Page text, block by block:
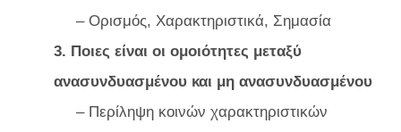
– Ορισμός, Χαρακτηριστικά, Σημασία
3. Ποιες είναι οι ομοιότητες μεταξύ
ανασυνδυασμένου και μη ανασυνδυασμένου
– Περίληψη κοινών χαρακτηριστικών